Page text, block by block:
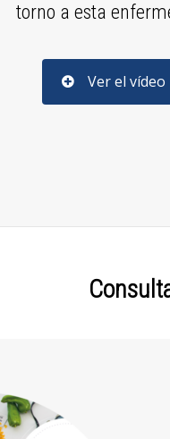
torno a esta
Ver el vídeo